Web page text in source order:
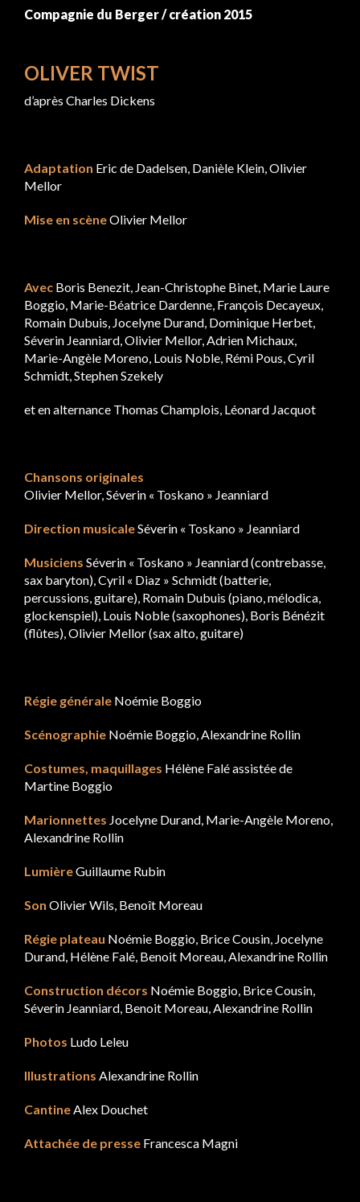
Compagnie du Berger / création 2015
OLIVER TWIST
d’après Charles Dickens
Adaptation Eric de Dadelsen, Danièle Klein, Olivier
Mellor
Mise en scèneOlivier Mellor
Avec Boris Benezit, Jean-Christophe Binet, Marie Laure
Boggio, Marie-Béatrice Dardenne, François Decayeux,
Romain Dubuis, Jocelyne Durand, Dominique Herbet,
Séverin Jeanniard, Olivier Mellor, Adrien Michaux,
Marie-Angèle Moreno, Louis Noble, Rémi Pous, Cyril
Schmidt, Stephen Szekely
et en alternance Thomas Champlois, Léonard Jacquot
Chansons originales
Olivier Mellor, Séverin « Toskano » Jeanniard
Direction musicaleSéverin « Toskano » Jeanniard
Musiciens Séverin « Toskano » Jeanniard (contrebasse,
sax baryton), Cyril « Diaz » Schmidt (batterie,
percussions, guitare), Romain Dubuis (piano, mélodica,
glockenspiel), Louis Noble (saxophones), Boris Bénézit
(flûtes), Olivier Mellor (sax alto, guitare)
Régie générale Noémie Boggio
Scénographie Noémie Boggio, Alexandrine Rollin
Costumes, maquillages Hélène Falé assistée de
Martine Boggio
Marionnettes Jocelyne Durand, Marie-Angèle Moreno,
Alexandrine Rollin
LumièreGuillaume Rubin
Son Olivier Wils, Benoît Moreau
Régie plateau Noémie Boggio, Brice Cousin, Jocelyne
Durand, Hélène Falé, Benoit Moreau, Alexandrine Rollin
Construction décors Noémie Boggio, Brice Cousin,
Séverin Jeanniard, Benoit Moreau, Alexandrine Rollin
Photos Ludo Leleu
Illustrations Alexandrine Rollin
CantineAlex Douchet
Attachée de presse Francesca Magni